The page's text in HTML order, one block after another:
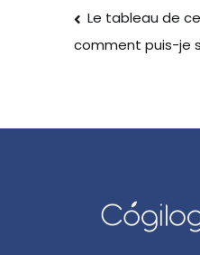
Le tableau de
comment puis-je